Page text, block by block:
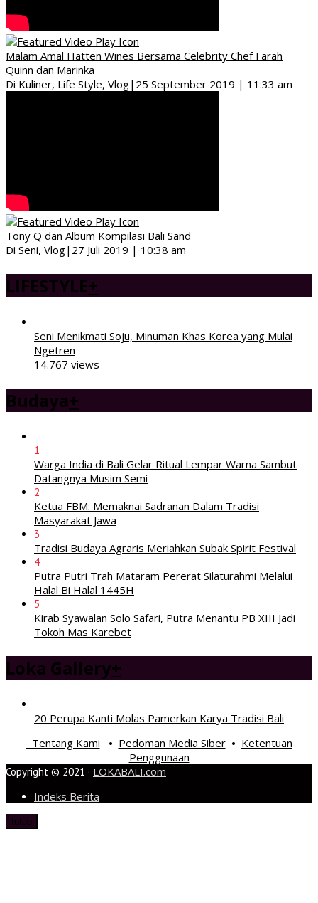
Malam Amal Hatten Wines Bersama Celebrity Chef Farah
Quinn dan Marinka
Di Kuliner, Life Style, Vlog| 25 September 2019 | 11:33 am
Tony Q dan Album Kompilasi Bali Sand
Di Seni, Vlog| 27 Juli 2019 | 10:38 am
LIFESTYLE+
Seni Menikmati Soju, Minuman Khas Korea yang Mulai
Ngetren
14.767 views
Budaya+
1
Warga India di Bali Gelar Ritual Lempar Warna Sambut
Datangnya Musim Semi
2
Ketua FBM: Memaknai Sadranan Dalam Tradisi
Masyarakat Jawa
3
Tradisi Budaya Agraris Meriahkan Subak Spirit Festival
4
Putra Putri Trah Mataram Pererat Silaturahmi Melalui
Halal Bi Halal 1445H
5
Kirab Syawalan Solo Safari, Putra Menantu PB XIII Jadi
Tokoh Mas Karebet
Loka Gallery+
20 Perupa Kanti Molas Pamerkan Karya Tradisi Bali
Tentang Kami • Pedoman Media Siber• Ketentuan
Penggunaan
Copyright © 2021 · LOKABALI.com
Indeks Berita
tutup